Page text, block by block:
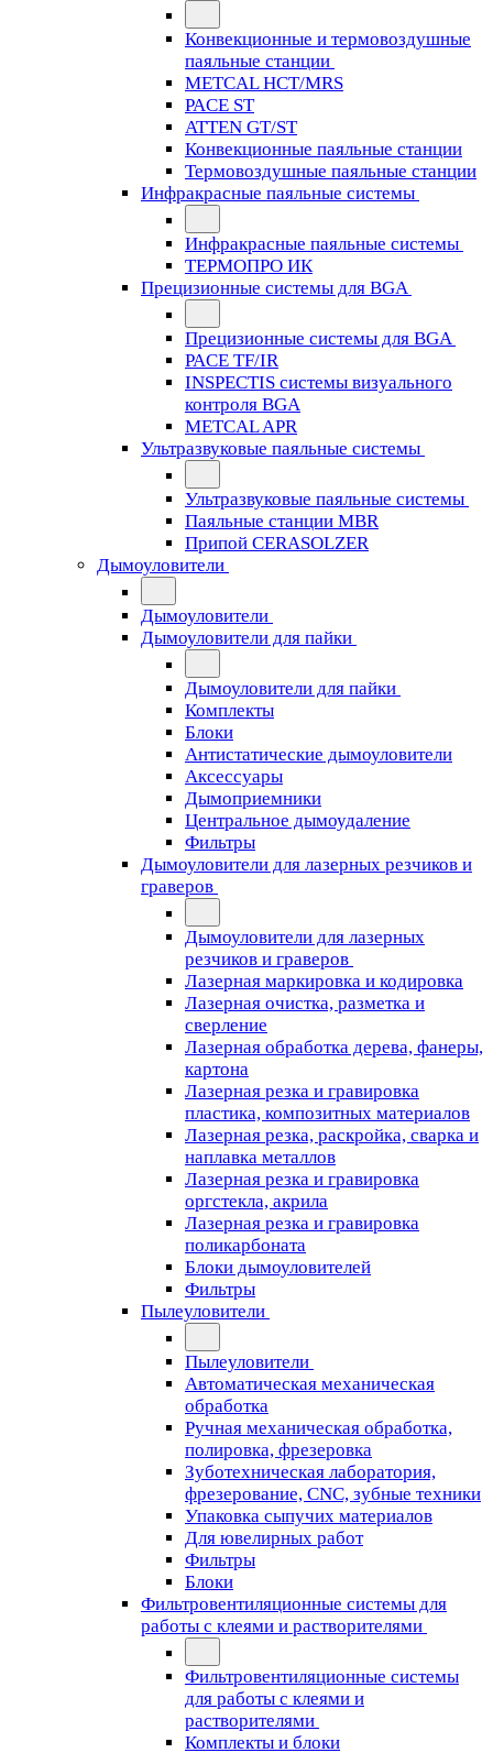
Конвекционные и термовоздушные
паяльные станции
METCAL HCT/MRS
PACE ST
ATTEN GT/ST
Конвекционные паяльные станции
Термовоздушные паяльные станции
Инфракрасные паяльные системы
Инфракрасные паяльные системы
ТЕРМОПРО ИК
Прецизионные системы для BGA
Прецизионные системы для BGA
PACE TF/IR
INSPECTIS системы визуального
контроля BGA
METCAL APR
Ультразвуковые паяльные системы
Ультразвуковые паяльные системы
Паяльные станции MBR
Припой CERASOLZER
Дымоуловители
Дымоуловители
Дымоуловители для пайки
Дымоуловители для пайки
Комплекты
Блоки
Антистатические дымоуловители
Аксессуары
Дымоприемники
Центральное дымоудаление
Фильтры
Дымоуловители для лазерных резчиков и
граверов
Дымоуловители для лазерных
резчиков и граверов
Лазерная маркировка и кодировка
Лазерная очистка, разметка и
сверление
Лазерная обработка дерева, фанеры,
картона
Лазерная резка и гравировка
пластика, композитных материалов
Лазерная резка, раскройка, сварка и
наплавка металлов
Лазерная резка и гравировка
оргстекла, акрила
Лазерная резка и гравировка
поликарбоната
Блоки дымоуловителей
Фильтры
Пылеуловители
Пылеуловители
Автоматическая механическая
обработка
Ручная механическая обработка,
полировка, фрезеровка
Зуботехническая лаборатория,
фрезерование, CNC, зубные техники
Упаковка сыпучих материалов
Для ювелирных работ
Фильтры
Блоки
Фильтровентиляционные системы для
работы с клеями и растворителями
Фильтровентиляционные системы
для работы с клеями и
растворителями
Комплекты и блоки